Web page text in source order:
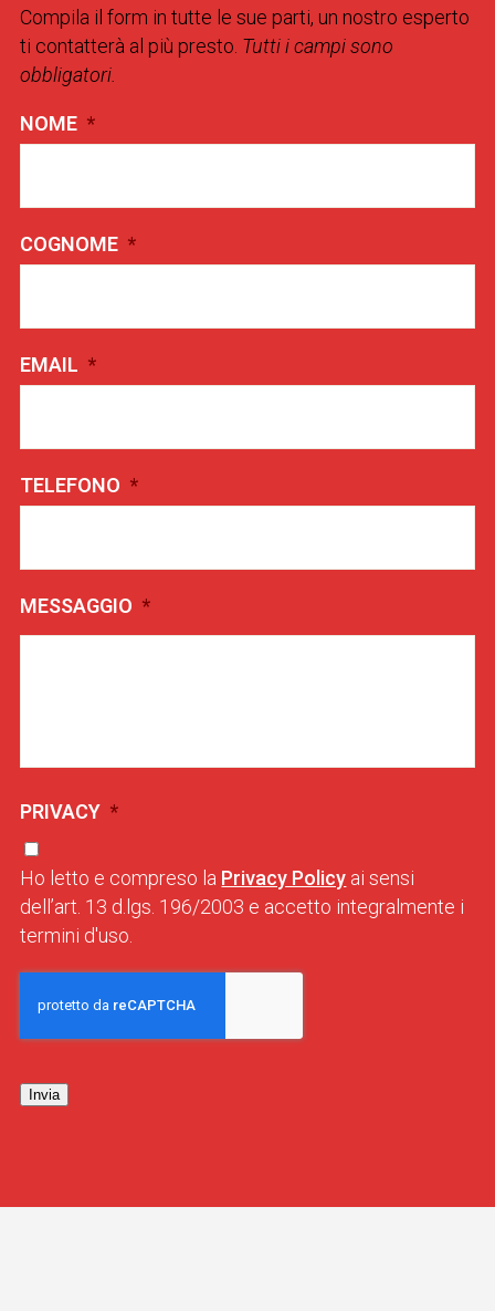
Compila il form in tutte le sue parti, un nostro esperto
ti contatterà al più presto. Tutti i campi sono
obbligatori.
NOME *
COGNOME *
EMAIL *
TELEFONO *
MESSAGGIO *
PRIVACY *
Ho letto e compreso la Privacy Policy ai sensi
dell’art. 13 d.lgs. 196/2003 e accetto integralmente i
termini d'uso.
Invia